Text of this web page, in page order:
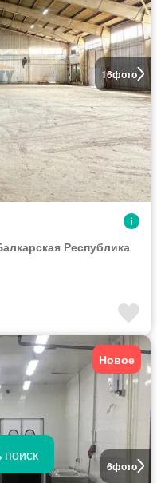
16фото
Республика
6фото
Новое